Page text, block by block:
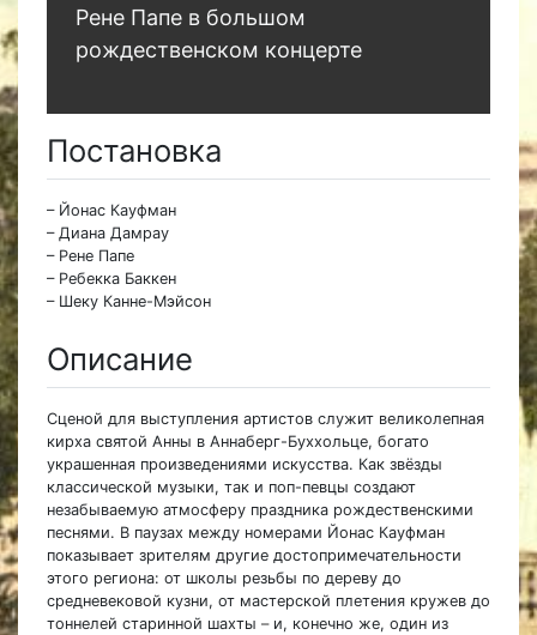
Рене Папе в большом
рождественском концерте
Постановка
– Йонас Кауфман
– Диана Дамрау
– Рене Папе
– Ребекка Баккен
– Шеку Канне-Мэйсон
Описание
Сценой для выступления артистов служит великолепная
кирха святой Анны в Аннаберг-Буххольце, богато
украшенная произведениями искусства. Как звёзды
классической музыки, так и поп-певцы создают
незабываемую атмосферу праздника рождественскими
песнями. В паузах между номерами Йонас Кауфман
показывает зрителям другие достопримечательности
этого региона: от школы резьбы по дереву до
средневековой кузни, от мастерской плетения кружев до
тоннелей старинной шахты – и, конечно же, один из